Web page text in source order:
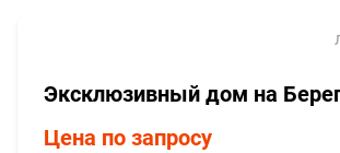
Эксклюзивный дом на
Цена по запросу